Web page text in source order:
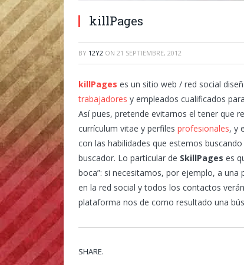
killPages
BY 12Y2 ON 21 SEPTIEMBRE, 2012
killPages es un sitio web / red social
trabajadores y empleados cualificados
Así pues, pretende evitarnos el tener que
currículum vitae y perfiles profesionales, y
con las habilidades que estemos
buscador. Lo particular de SkillPages es
boca”: si necesitamos, por ejemplo, a
en la red social y todos los contactos
plataforma nos de como resultado una
SHARE.